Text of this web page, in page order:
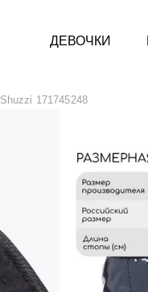
ДЕВОЧКИ
Shuzzi 171745248